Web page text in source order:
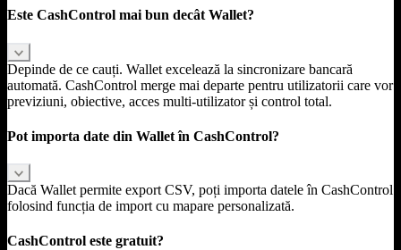
Este CashControl mai bun decât Wallet?
Depinde de ce cauți. Wallet excelează la sincronizare bancară
automată. CashControl merge mai departe pentru utilizatorii care vor
previziuni, obiective, acces multi-utilizator și control total.
Pot importa date din Wallet în CashControl?
Dacă Wallet permite export CSV, poți importa datele în CashControl
folosind funcția de import cu mapare personalizată.
CashControl este gratuit?